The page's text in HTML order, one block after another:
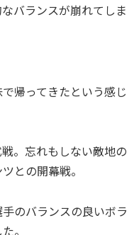
バランスが崩れてしま
帰ってきたという感じ
。忘れもしない敵地の
との開幕戦。
のバランスの良いボラ
。